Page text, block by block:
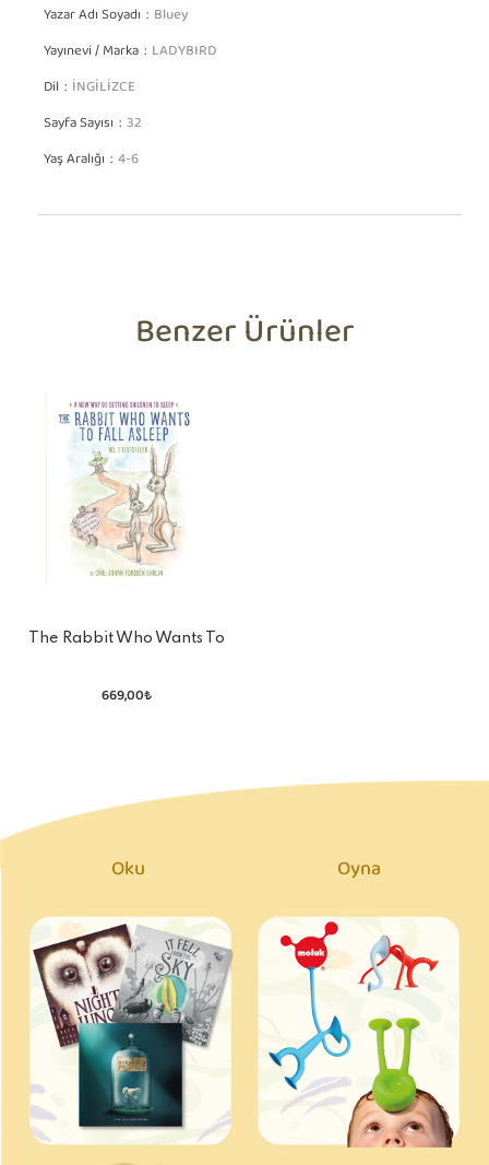
Yazar Adı Soyadı Bluey
Yayınevi / Marka LADYBIRD
Dil İNGİLİZCE
Sayfa Sayısı 32
Yaş Aralığı 4-6
Benzer Ürünler
The Rabbit Who Wants To
669,00₺
Oku Oyna